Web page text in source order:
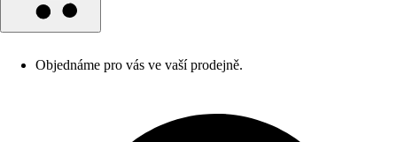
Objednáme pro vás ve vaší prodejně.